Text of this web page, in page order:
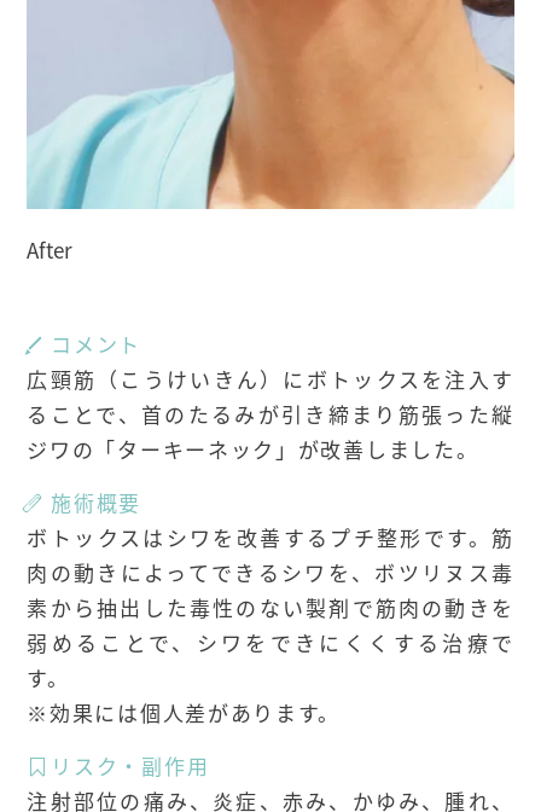
After
コメント
広頸筋（こうけいきん）にボトックスを注入す
ることで、首のたるみが引き締まり筋張った縦
ジワの「ターキーネック」が改善しました。
施術概要
ボトックスはシワを改善するプチ整形です。筋
肉の動きによってできるシワを、ボツリヌス毒
素から抽出した毒性のない製剤で筋肉の動きを
弱めることで、シワをできにくくする治療で
す。
※効果には個人差があります。
リスク・副作用
注射部位の痛み、炎症、赤み、かゆみ、腫れ、